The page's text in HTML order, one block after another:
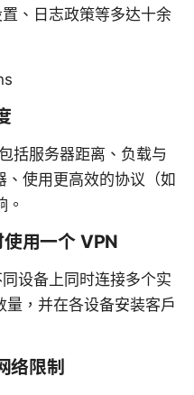
、日志政策等多达十余
括服务器距离、负载与
使用更高效的协议（如
用一个 VPN
设备上同时连接多个实
，并在各设备安装客户
络限制